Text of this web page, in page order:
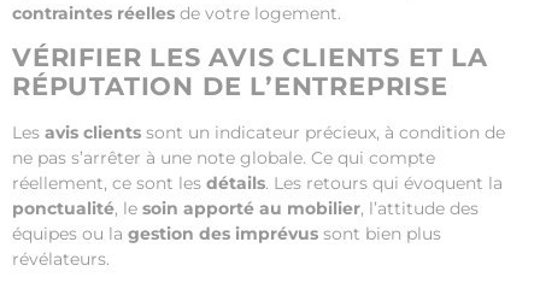
contraintes réelles de votre logement.
VÉRIFIER LES AVIS CLIENTS ET LA
RÉPUTATION DE L’ENTREPRISE
Les avis clients sont un indicateur précieux, à condition de
ne pas s’arrêter à une note globale. Ce qui compte
réellement, ce sont les détails. Les retours qui évoquent la
ponctualité, le soin apporté au mobilier, l’attitude des
équipes ou la gestion des imprévus sont bien plus
révélateurs.